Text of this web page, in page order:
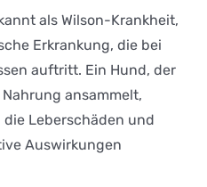
als Wilson-Krankheit,
Erkrankung, die bei
auftritt. Ein Hund, der
ansammelt,
Leberschäden und
Auswirkungen